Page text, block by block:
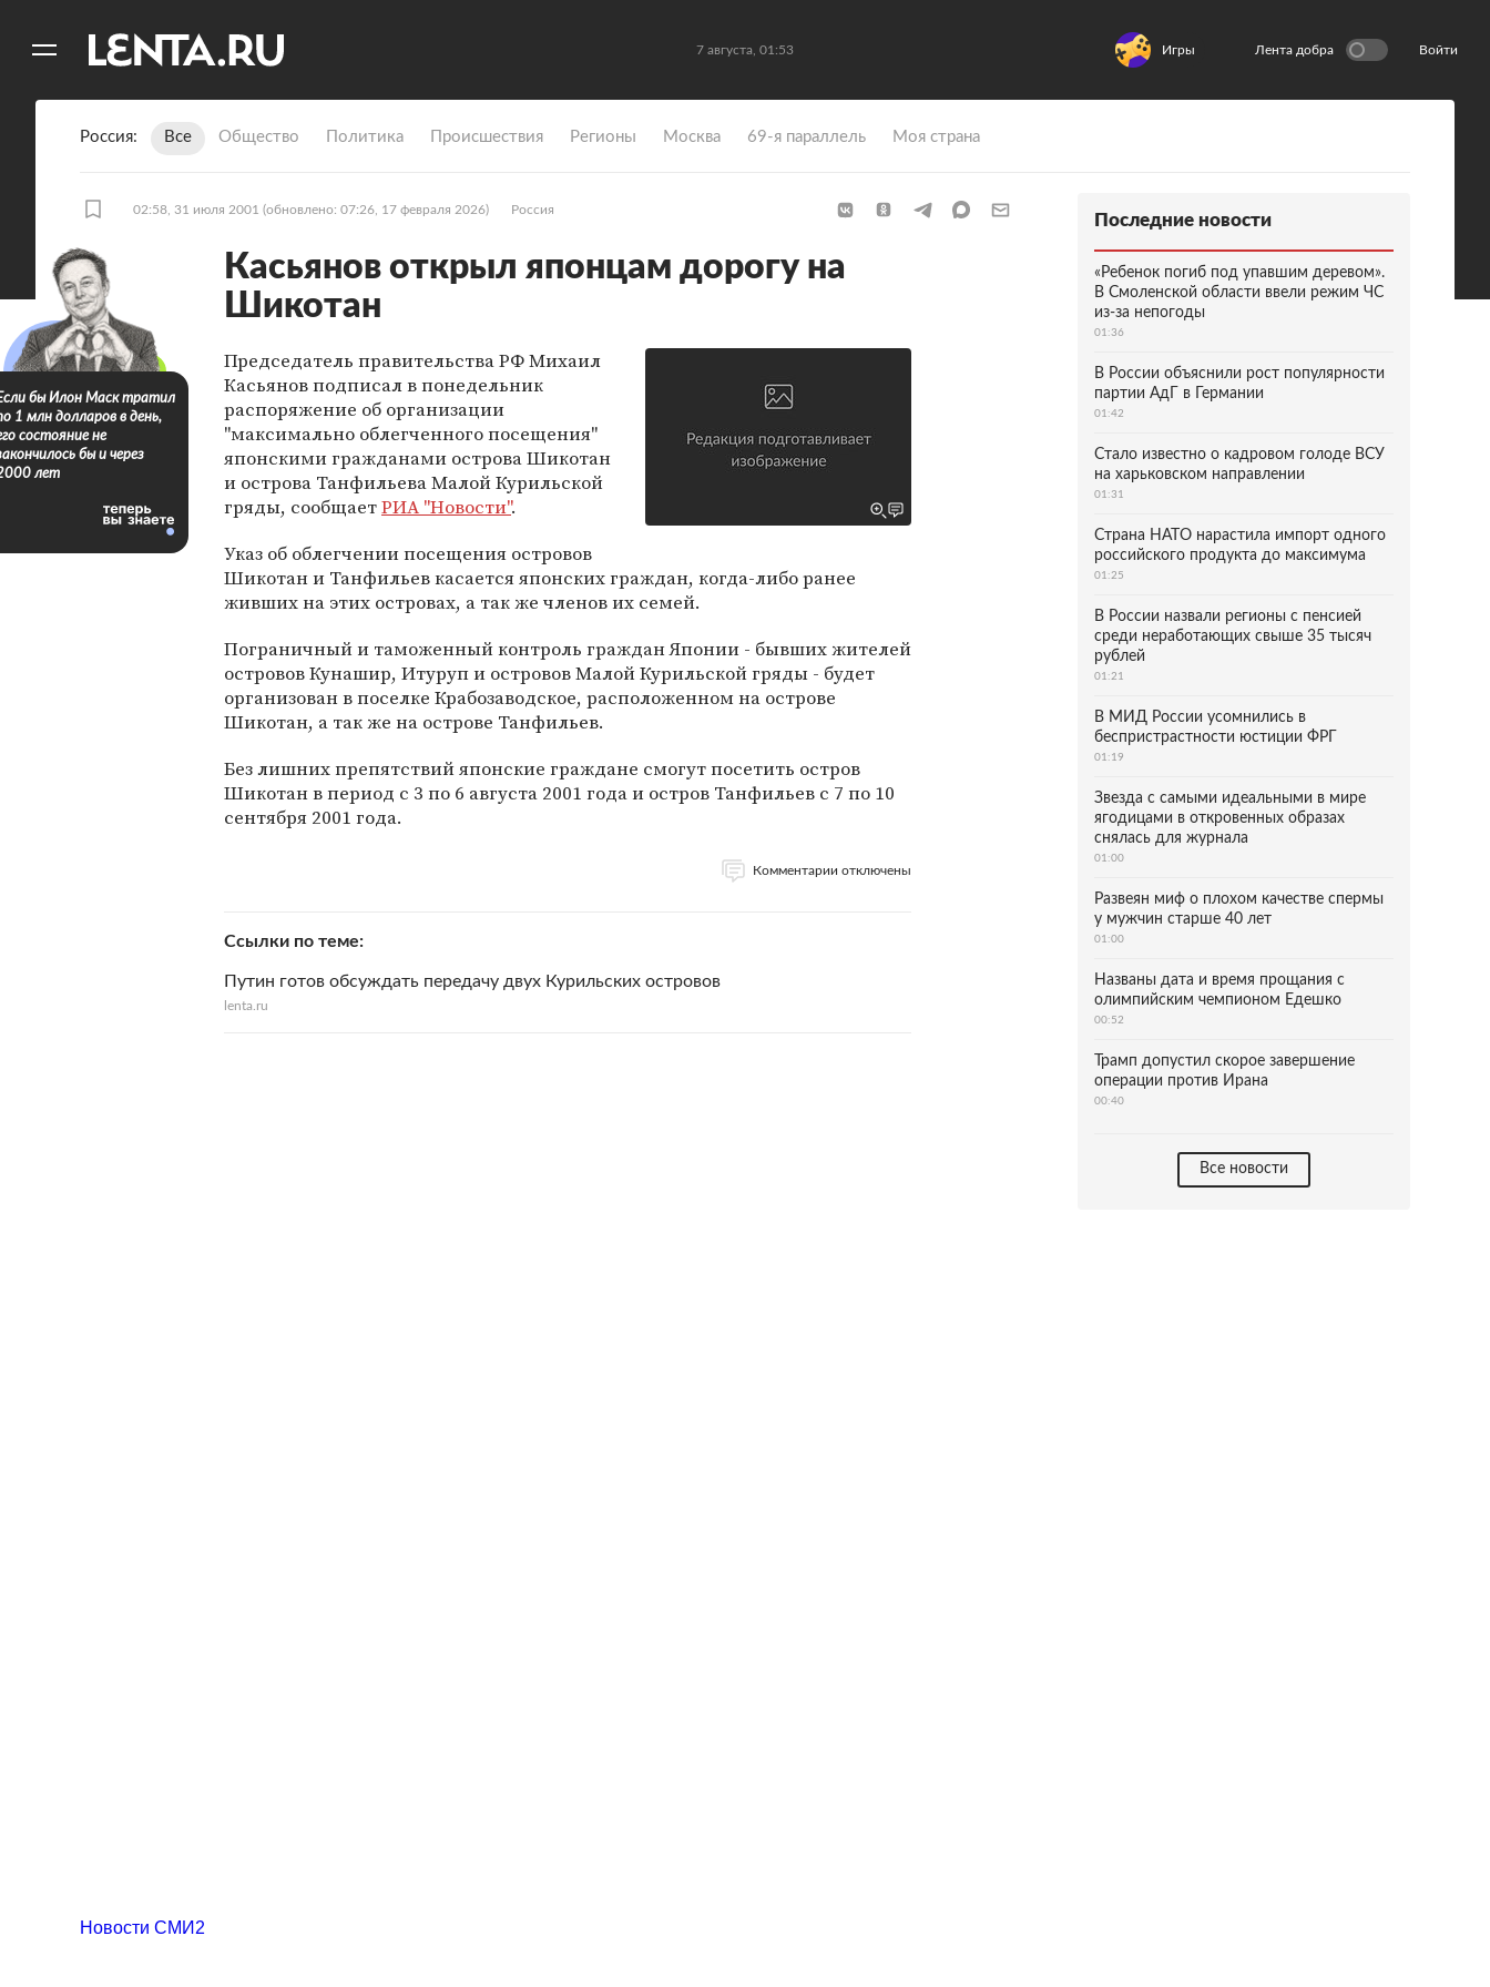
7 августа, 01:53 Игры Лента добра Войти
Россия Все Общество Политика Происшествия Регионы Москва 69-я параллель Моя страна
02:58, 31 июля 2001 (обновлено: 07:26, 17 февраля 2026) Россия
Касьянов открыл японцам дорогу на
Шикотан
Председатель правительства РФ Михаил
Касьянов подписал в понедельник
распоряжение об организации
"максимально облегченного посещения"
японскими гражданами острова Шикотан
и острова Танфильева Малой Курильской
гряды, сообщаетРИА "Новости".
Указ об облегчении посещения островов
Шикотан и Танфильев касается японских граждан, когда-либо ранее
живших на этих островах, а так же членов их семей.
Пограничный и таможенный контроль граждан Японии - бывших жителей
островов Кунашир, Итуруп и островов Малой Курильской гряды - будет
организован в поселке Крабозаводское, расположенном на острове
Шикотан, а так же на острове Танфильев.
Без лишних препятствий японские граждане смогут посетить остров
Шикотан в период с 3 по 6 августа 2001 года и остров Танфильев с 7 по 10
сентября 2001 года.
Комментарии отключены
Ссылки по теме
Путин готов обсуждать передачу двух Курильских островов
lenta.ru
бы Илон Маск тратил
1 млн долларов в день,
состояние не
бы и через
лет
Последние новости
«Ребенок погиб под упавшим деревом».
В Смоленской области ввели режим ЧС
из-за непогоды
01:36
В России объяснили рост популярности
партии АдГ в Германии
01:42
Стало известно о кадровом голоде ВСУ
на харьковском направлении
01:31
Страна НАТО нарастила импорт одного
российского продукта до максимума
01:25
В России назвали регионы с пенсией
среди неработающих свыше 35 тысяч
рублей
01:21
В МИД России усомнились в
беспристрастности юстиции ФРГ
01:19
Звезда с самыми идеальными в мире
ягодицами в откровенных образах
снялась для журнала
01:00
Развеян миф о плохом качестве спермы
у мужчин старше 40 лет
01:00
Названы дата и время прощания с
олимпийским чемпионом Едешко
00:52
Трамп допустил скорое завершение
операции против Ирана
00:40
Все новости
Новости СМИ2